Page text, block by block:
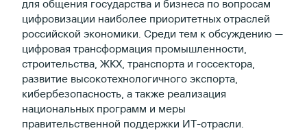
для общения государства и бизнеса по вопросам
цифровизации наиболее приоритетных отраслей
российской экономики. Среди тем к обсуждению —
цифровая трансформация промышленности,
строительства, ЖКХ, транспорта и госсектора,
развитие высокотехнологичного экспорта,
кибербезопасность, а также реализация
национальных программ и меры
правительственной поддержки ИТ-отрасли.